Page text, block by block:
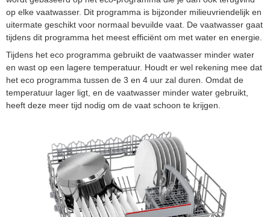
op elke vaatwasser. Dit programma is bijzonder milieuvriendelijk en
uitermate geschikt voor normaal bevuilde vaat. De vaatwasser gaat
tijdens dit programma het meest efficiënt om met water en energie.
Tijdens het eco programma gebruikt de vaatwasser minder water
en wast op een lagere temperatuur. Houdt er wel rekening mee dat
het eco programma tussen de 3 en 4 uur zal duren. Omdat de
temperatuur lager ligt, en de vaatwasser minder water gebruikt,
heeft deze meer tijd nodig om de vaat schoon te krijgen.